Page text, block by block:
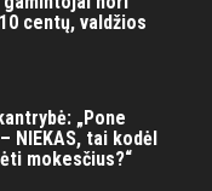
centų, valdžios
„Pone
NIEKAS, tai kodėl
mokesčius?“